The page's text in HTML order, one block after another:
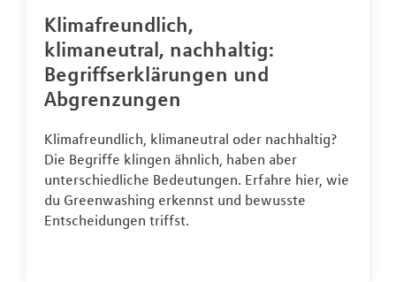
Klimafreundlich,
klimaneutral, nachhaltig:
Begriffserklärungen und
Abgrenzungen
Klimafreundlich, klimaneutral oder nachhaltig?
Die Begriffe klingen ähnlich, haben aber
unterschiedliche Bedeutungen. Erfahre hier, wie
du Greenwashing erkennst und bewusste
Entscheidungen triffst.